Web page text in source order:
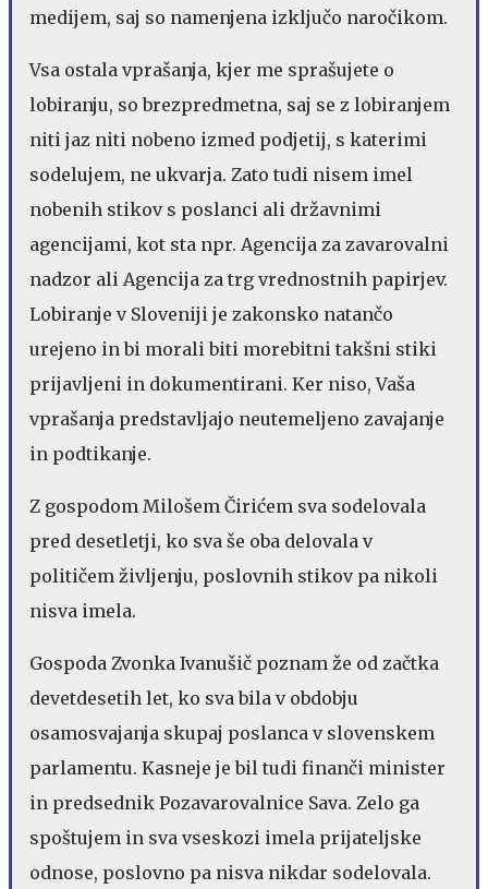
medijem, saj so namenjena izključo naročikom.
Vsa ostala vprašanja, kjer me sprašujete o
lobiranju, so brezpredmetna, saj se z lobiranjem
niti jaz niti nobeno izmed podjetij, s katerimi
sodelujem, ne ukvarja. Zato tudi nisem imel
nobenih stikov s poslanci ali državnimi
agencijami, kot sta npr. Agencija za zavarovalni
nadzor ali Agencija za trg vrednostnih papirjev.
Lobiranje v Sloveniji je zakonsko natančo
urejeno in bi morali biti morebitni takšni stiki
prijavljeni in dokumentirani. Ker niso, Vaša
vprašanja predstavljajo neutemeljeno zavajanje
in podtikanje.
Z gospodom Milošem Čirićem sva sodelovala
pred desetletji, ko sva še oba delovala v
političem življenju, poslovnih stikov pa nikoli
nisva imela.
Gospoda Zvonka Ivanušič poznam že od začtka
devetdesetih let, ko sva bila v obdobju
osamosvajanja skupaj poslanca v slovenskem
parlamentu. Kasneje je bil tudi finanči minister
in predsednik Pozavarovalnice Sava. Zelo ga
spoštujem in sva vseskozi imela prijateljske
odnose, poslovno pa nisva nikdar sodelovala.